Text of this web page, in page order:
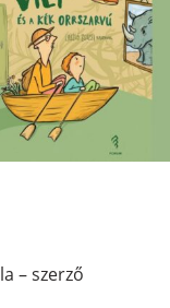
– szerző